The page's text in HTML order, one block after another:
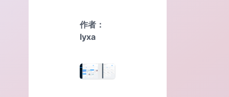
作者：
lyxa